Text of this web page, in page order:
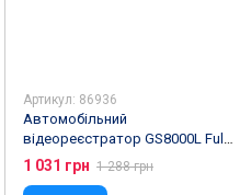
Артикул: 86936
Автомобільний
відеореєстратор GS8000L Full
HD
1 031 грн 1 288 грн